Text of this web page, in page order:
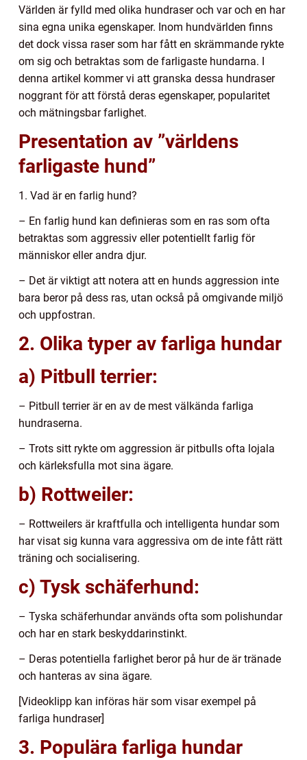
Världen är fylld med olika hundraser och var och en har
sina egna unika egenskaper. Inom hundvärlden finns
det dock vissa raser som har fått en skrämmande rykte
om sig och betraktas som de farligaste hundarna. I
denna artikel kommer vi att granska dessa hundraser
noggrant för att förstå deras egenskaper, popularitet
och mätningsbar farlighet.
Presentation av ”världens
farligaste hund”
1. Vad är en farlig hund?
– En farlig hund kan definieras som en ras som ofta
betraktas som aggressiv eller potentiellt farlig för
människor eller andra djur.
– Det är viktigt att notera att en hunds aggression inte
bara beror på dess ras, utan också på omgivande miljö
och uppfostran.
2. Olika typer av farliga hundar
a) Pitbull terrier:
– Pitbull terrier är en av de mest välkända farliga
hundraserna.
– Trots sitt rykte om aggression är pitbulls ofta lojala
och kärleksfulla mot sina ägare.
b) Rottweiler:
– Rottweilers är kraftfulla och intelligenta hundar som
har visat sig kunna vara aggressiva om de inte fått rätt
träning och socialisering.
c) Tysk schäferhund:
– Tyska schäferhundar används ofta som polishundar
och har en stark beskyddarinstinkt.
– Deras potentiella farlighet beror på hur de är tränade
och hanteras av sina ägare.
[Videoklipp kan införas här som visar exempel på
farliga hundraser]
3. Populära farliga hundar